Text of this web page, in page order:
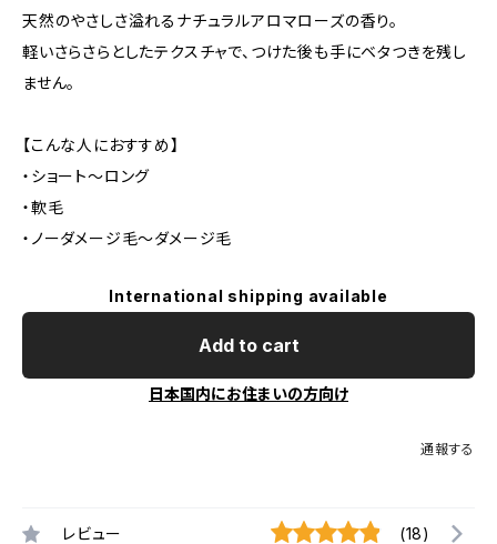
天然のやさしさ溢れるナチュラルアロマローズの香り。
軽いさらさらとしたテクスチャで、つけた後も手にベタつきを残し
ません。
【こんな人におすすめ】
・ショート～ロング
・軟毛
・ノーダメージ毛～ダメージ毛
International shipping available
Add to cart
日本国内にお住まいの方向け
通報する
レビュー (18)